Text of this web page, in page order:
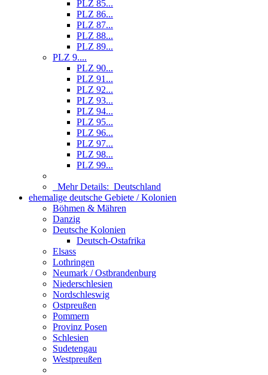
PLZ 85...
PLZ 86...
PLZ 87...
PLZ 88...
PLZ 89...
PLZ 9....
PLZ 90...
PLZ 91...
PLZ 92...
PLZ 93...
PLZ 94...
PLZ 95...
PLZ 96...
PLZ 97...
PLZ 98...
PLZ 99...
Mehr Details: Deutschland
ehemalige deutsche Gebiete / Kolonien
Böhmen & Mähren
Danzig
Deutsche Kolonien
Deutsch-Ostafrika
Elsass
Lothringen
Neumark / Ostbrandenburg
Niederschlesien
Nordschleswig
Ostpreußen
Pommern
Provinz Posen
Schlesien
Sudetengau
Westpreußen